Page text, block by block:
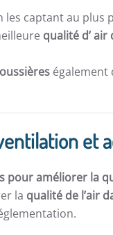
les captant au plus
qualité d’ air
également
et
pour améliorer la
la qualité de l’air